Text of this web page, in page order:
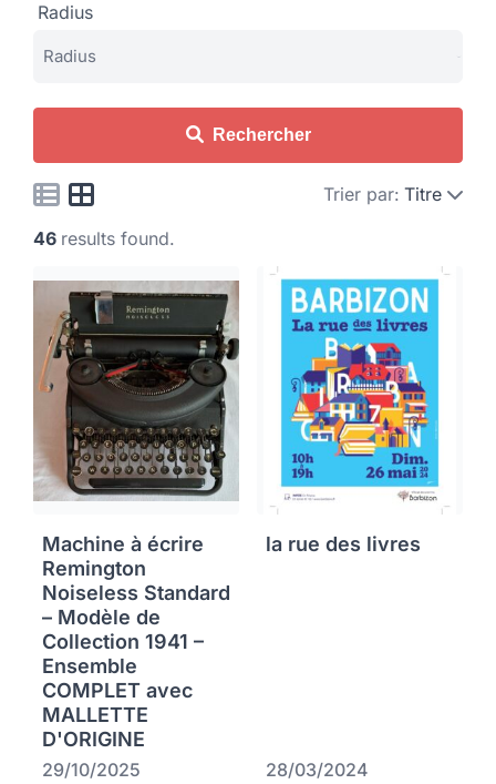
Radius
Rechercher
Trier par: Titre
46 results found.
Machine à écrire
Remington
Noiseless Standard
– Modèle de
Collection 1941 –
Ensemble
COMPLET avec
MALLETTE
D'ORIGINE
29/10/2025
la rue des livres
28/03/2024